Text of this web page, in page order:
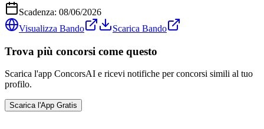
Scadenza: 08/06/2026
Visualizza Bando
Scarica Bando
Trova più concorsi come questo
Scarica l'app ConcorsAI e ricevi notifiche per concorsi simili al tuo
profilo.
Scarica l'App Gratis